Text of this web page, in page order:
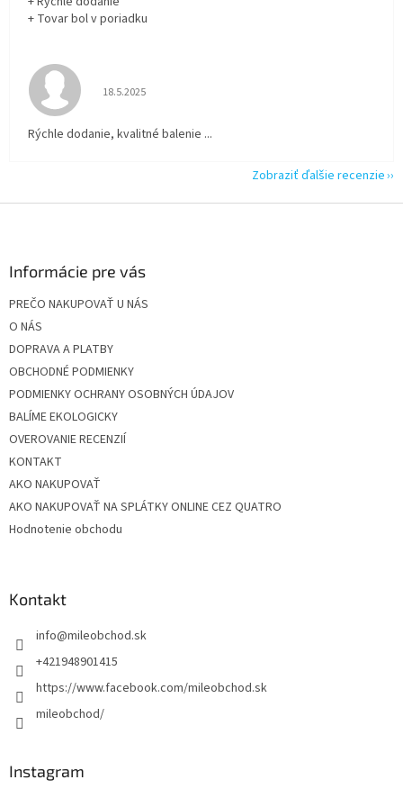
+ Tovar bol v poriadku
Hodnotenie obchodu je 5 z 5 hviezdičiek.
18.5.2025
Rýchle dodanie, kvalitné balenie ...
Zobraziť ďalšie recenzie
Informácie pre vás
PREČO NAKUPOVAŤ U NÁS
O NÁS
DOPRAVA A PLATBY
OBCHODNÉ PODMIENKY
PODMIENKY OCHRANY OSOBNÝCH ÚDAJOV
BALÍME EKOLOGICKY
OVEROVANIE RECENZIÍ
KONTAKT
AKO NAKUPOVAŤ
AKO NAKUPOVAŤ NA SPLÁTKY ONLINE CEZ QUATRO
Hodnotenie obchodu
Kontakt
info@mileobchod.sk
+421948901415
https://www.facebook.com/mileobchod.sk
mileobchod/
Instagram